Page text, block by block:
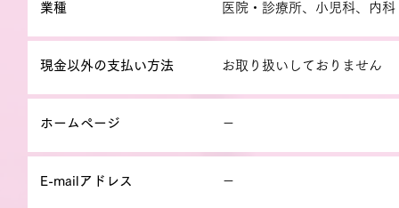
業種 医院・診療所、小児科、内科
現金以外の支払い方法 お取り扱いしておりません
ホームページ －
E-mailアドレス －